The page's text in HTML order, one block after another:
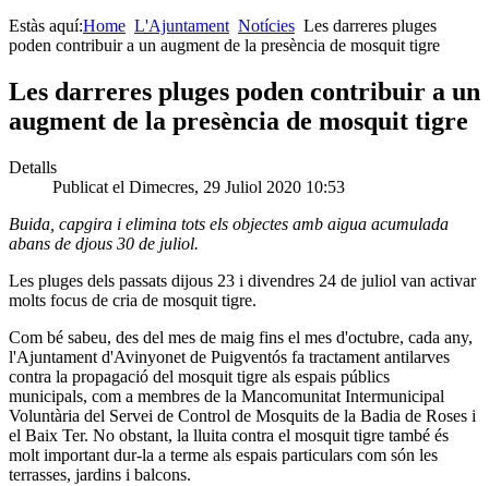
Estàs aquí:Home L'Ajuntament Notícies Les darreres pluges
poden contribuir a un augment de la presència de mosquit tigre
Les darreres pluges poden contribuir a un
augment de la presència de mosquit tigre
Detalls
Publicat el Dimecres, 29 Juliol 2020 10:53
Buida, capgira i elimina tots els objectes amb aigua acumulada
abans de djous 30 de juliol.
Les pluges dels passats dijous 23 i divendres 24 de juliol van activar
molts focus de cria de mosquit tigre.
Com bé sabeu, des del mes de maig fins el mes d'octubre, cada any,
l'Ajuntament d'Avinyonet de Puigventós fa tractament antilarves
contra la propagació del mosquit tigre als espais públics
municipals, com a membres de la Mancomunitat Intermunicipal
Voluntària del Servei de Control de Mosquits de la Badia de Roses i
el Baix Ter. No obstant, la lluita contra el mosquit tigre també és
molt important dur-la a terme als espais particulars com són les
terrasses, jardins i balcons.